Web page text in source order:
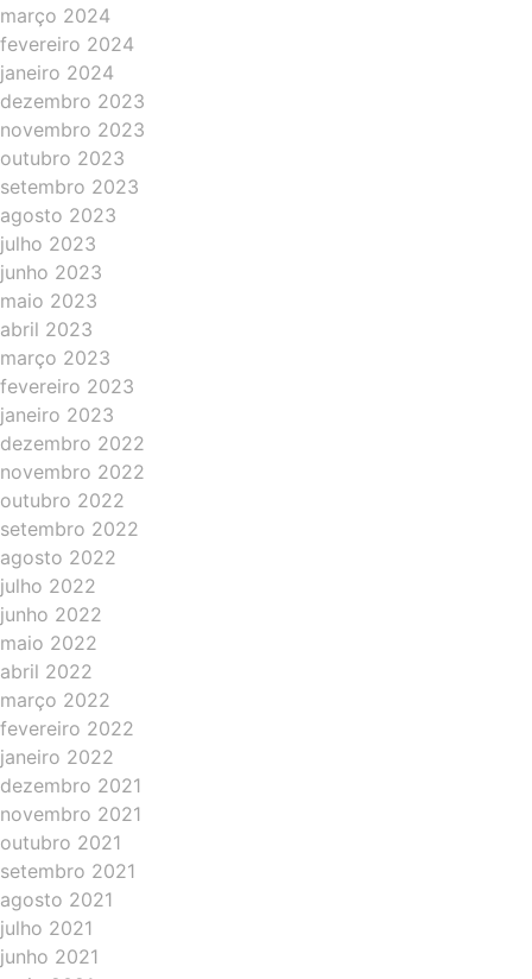
março 2024
fevereiro 2024
janeiro 2024
dezembro 2023
novembro 2023
outubro 2023
setembro 2023
agosto 2023
julho 2023
junho 2023
maio 2023
abril 2023
março 2023
fevereiro 2023
janeiro 2023
dezembro 2022
novembro 2022
outubro 2022
setembro 2022
agosto 2022
julho 2022
junho 2022
maio 2022
abril 2022
março 2022
fevereiro 2022
janeiro 2022
dezembro 2021
novembro 2021
outubro 2021
setembro 2021
agosto 2021
julho 2021
junho 2021